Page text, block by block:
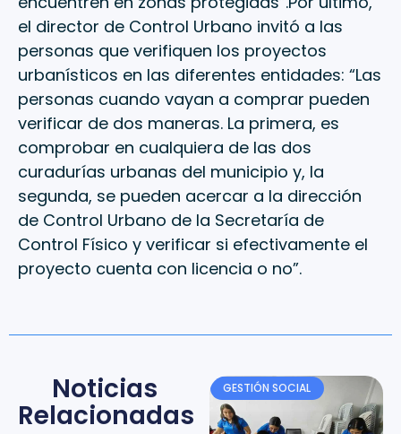
el director de Control Urbano invitó a las
personas que verifiquen los proyectos
urbanísticos en las diferentes entidades: “Las
personas cuando vayan a comprar pueden
verificar de dos maneras. La primera, es
comprobar en cualquiera de las dos
curadurías urbanas del municipio y, la
segunda, se pueden acercar a la dirección
de Control Urbano de la Secretaría de
Control Físico y verificar si efectivamente el
proyecto cuenta con licencia o no”.
Noticias
Relacionadas
GESTIÓN SOCIAL